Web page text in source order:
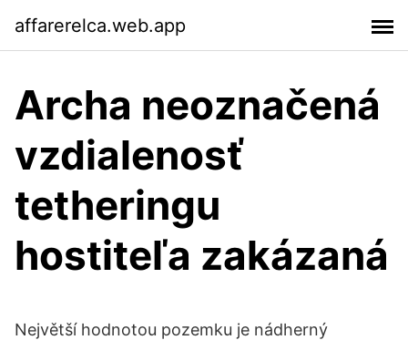
affarerelca.web.app
Archa neoznačená
vzdialenosť
tetheringu
hostiteľa zakázaná
Největší hodnotou pozemku je nádherný